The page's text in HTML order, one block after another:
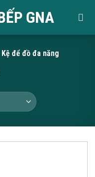
Kệ để đồ đa năng